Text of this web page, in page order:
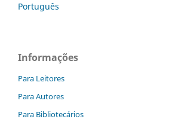
Português
Informações
Para Leitores
Para Autores
Para Bibliotecários